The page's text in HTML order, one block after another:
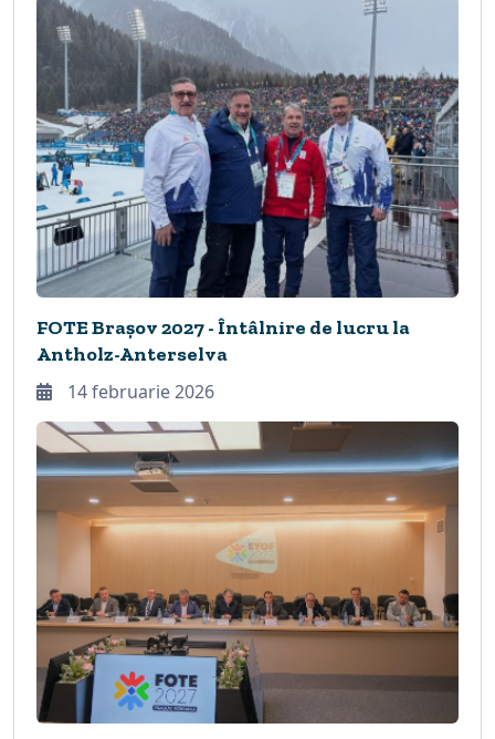
FOTE Brașov 2027 - Întâlnire de lucru la
Antholz-Anterselva
14 februarie 2026